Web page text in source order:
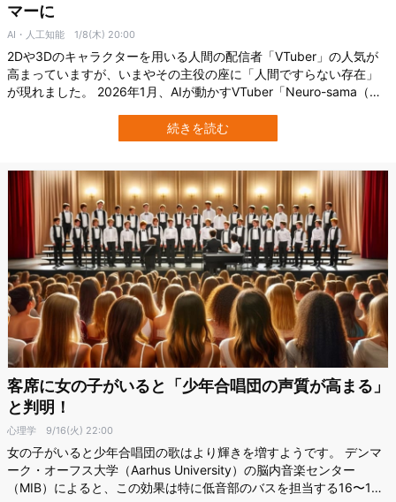
マーに
AI・人工知能 1/8(木) 20:00
2Dや3Dのキャラクターを用いる人間の配信者「VTuber」の人気が
高まっていますが、いまやその主役の座に「人間ですらない存在」
が現れました。 2026年1月、AIが動かすVTuber「Neuro-sama（ニ
で1位となりました。 有料サブスクライバーも16万人超えという規
模に達して、「Twitchで最も人気のあるストリーマー」にな…
続きを読む
客席に女の子がいると「少年合唱団の声質が高まる」
と判明！
心理学 9/16(火) 22:00
女の子がいると少年合唱団の歌はより輝きを増すようです。 デンマ
ーク・オーフス大学（Aarhus University）の脳内音楽センター
（MIB）によると、この効果は特に低音部のバスを担当する16〜19